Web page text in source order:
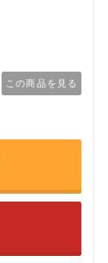
この商品を見る